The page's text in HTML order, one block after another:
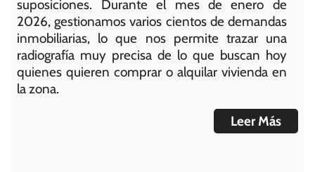
suposiciones. Durante el mes de enero de
2026, gestionamos varios cientos de demandas
inmobiliarias, lo que nos permite trazar una
radiografía muy precisa de lo que buscan hoy
quienes quieren comprar o alquilar vivienda en
la zona.
Leer Más